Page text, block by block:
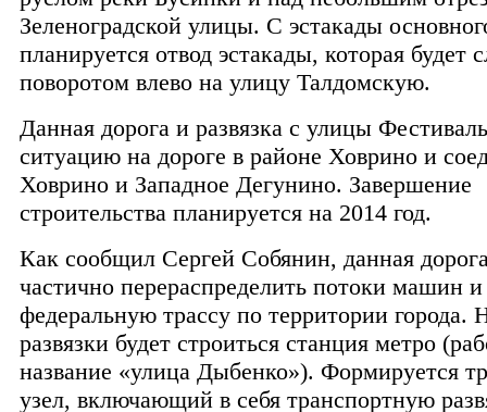
Зеленоградской улицы. С эстакады
планируется отвод эстакады, которая будет
поворотом влево на улицу Талдомскую.
Данная дорога и развязка с улицы
ситуацию на дороге в районе Ховрино и
Ховрино и Западное Дегунино. Завершение
строительства планируется на 2014 год.
Как сообщил Сергей Собянин, данная
частично перераспределить потоки машин
федеральную трассу по территории города.
развязки будет строиться станция метро
название «улица Дыбенко»). Формируется
узел, включающий в себя транспортную